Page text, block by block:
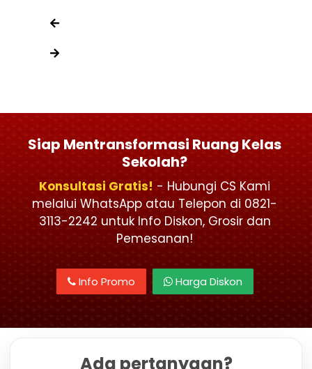
Siap Mentransformasi Ruang Kelas
Sekolah?
Konsultasi Gratis! - Hubungi CS Kami
melalui WhatsApp atau Telepon di 0821-
3113-2242 untuk Info Diskon, Grosir dan
Pemesanan!
Info Promo Harga Diskon
Ada pertanyaan?